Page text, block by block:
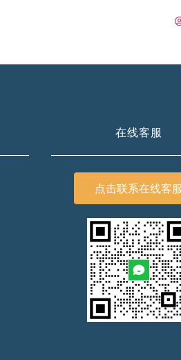
在线客服
点击联系在线客服